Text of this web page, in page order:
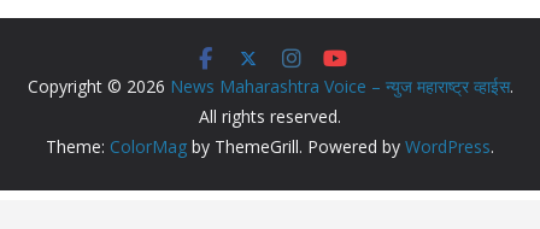
Copyright © 2026 News Maharashtra Voice – न्युज महाराष्ट्र व्हाईस.
All rights reserved.
Theme: ColorMag by ThemeGrill. Powered by WordPress.